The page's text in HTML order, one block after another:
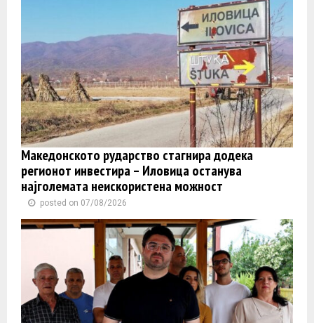
Македонското рударство стагнира додека
регионот инвестира – Иловица останува
најголемата неискористена можност
posted on 07/08/2026